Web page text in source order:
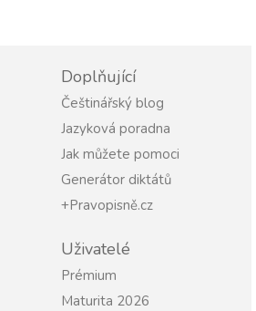
Doplňující
Češtinářský blog
Jazyková poradna
Jak můžete pomoci
Generátor diktátů
+Pravopisně.cz
Uživatelé
Prémium
Maturita 2026